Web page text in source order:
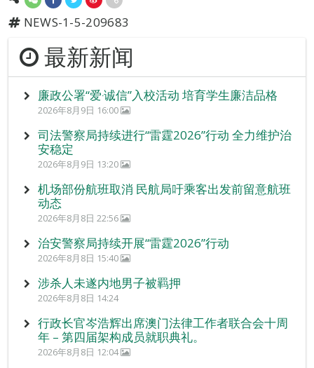
NEWS-1-5-209683
最新新闻
廉政公署“爱‧诚信”入校活动 培育学生廉洁品格
2026年8月9日 16:00
司法警察局持续进行“雷霆2026”行动 全力维护治
安稳定
2026年8月9日 13:20
机场部份航班取消 民航局吁乘客出发前留意航班
动态
2026年8月8日 22:56
治安警察局持续开展“雷霆2026”行动
2026年8月8日 15:40
涉杀人未遂内地男子被羁押
2026年8月8日 14:24
行政长官岑浩辉出席澳门法律工作者联合会十周
年 – 第四届架构成员就职典礼。
2026年8月8日 12:04